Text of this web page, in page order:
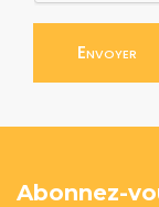
Envoyer
Abonnez-